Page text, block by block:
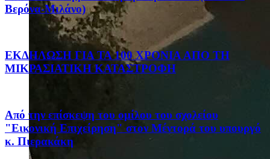
Βερόνα-Μιλάνο)
ΕΚΔΗΛΩΣΗ ΓΙΑ ΤΑ 100 ΧΡΟΝΙΑ ΑΠΟ ΤΗ
ΜΙΚΡΑΣΙΑΤΙΚΗ ΚΑΤΑΣΤΡΟΦΗ
Από την επίσκεψη του ομίλου του σχολείου
"Εικονική Επιχείρηση" στον Μέντορά του υπουργό
κ. Πιερακάκη